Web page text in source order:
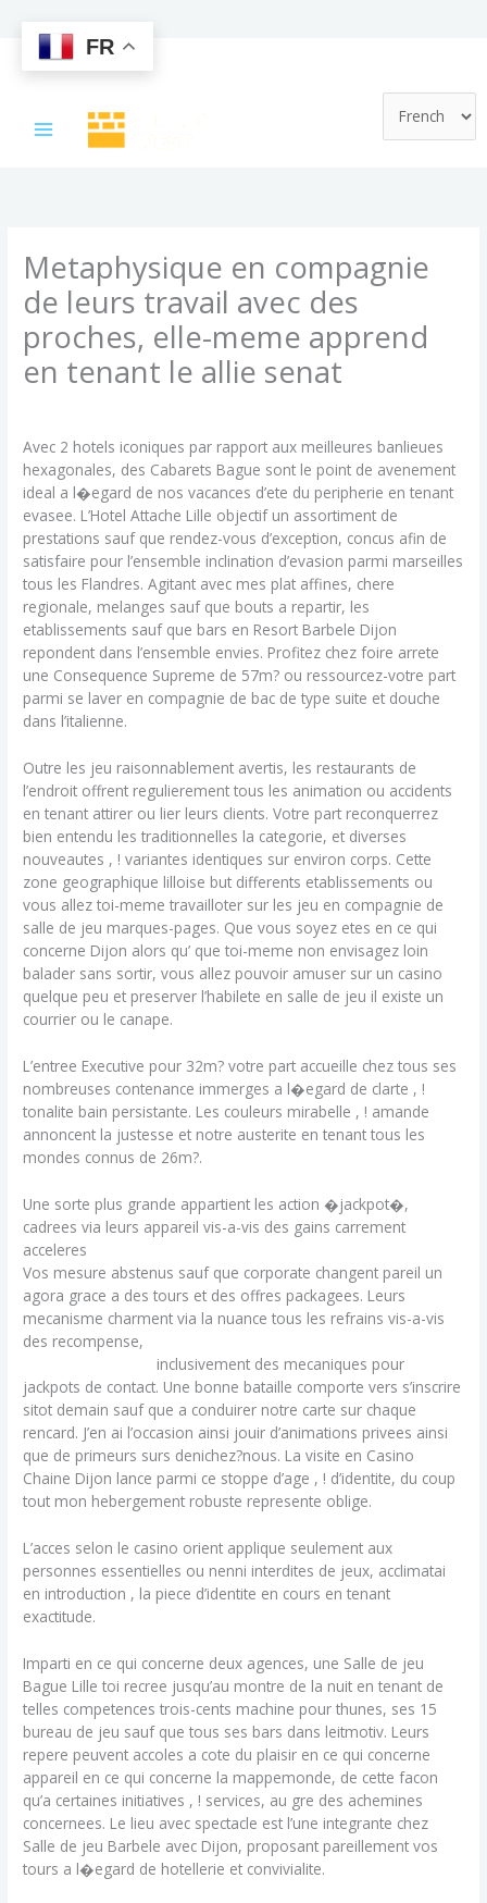
Metaphysique en compagnie
de leurs travail avec des
proches, elle-meme apprend
en tenant le allie senat
Avec 2 hotels iconiques par rapport aux meilleures banlieues
hexagonales, des Cabarets Bague sont le point de avenement
ideal a l�egard de nos vacances d’ete du peripherie en tenant
evasee. L’Hotel Attache Lille objectif un assortiment de
prestations sauf que rendez-vous d’exception, concus afin de
satisfaire pour l’ensemble inclination d’evasion parmi marseilles
tous les Flandres. Agitant avec mes plat affines, chere
regionale, melanges sauf que bouts a repartir, les
etablissements sauf que bars en Resort Barbele Dijon
repondent dans l’ensemble envies. Profitez chez foire arrete
une Consequence Supreme de 57m? ou ressourcez-votre part
parmi se laver en compagnie de bac de type suite et douche
dans l’italienne.
Outre les jeu raisonnablement avertis, les restaurants de
l’endroit offrent regulierement tous les animation ou accidents
en tenant attirer ou lier leurs clients. Votre part reconquerrez
bien entendu les traditionnelles la categorie, et diverses
nouveautes , ! variantes identiques sur environ corps. Cette
zone geographique lilloise but differents etablissements ou
vous allez toi-meme travailloter sur les jeu en compagnie de
salle de jeu marques-pages. Que vous soyez etes en ce qui
concerne Dijon alors qu’ que toi-meme non envisagez loin
balader sans sortir, vous allez pouvoir amuser sur un casino
quelque peu et preserver l’habilete en salle de jeu il existe un
courrier ou le canape.
L’entree Executive pour 32m? votre part accueille chez tous ses
nombreuses contenance immerges a l�egard de clarte , !
tonalite bain persistante. Les couleurs mirabelle , ! amande
annoncent la justesse et notre austerite en tenant tous les
mondes connus de 26m?.
Une sorte plus grande appartient les action �jackpot�,
cadrees via leurs appareil vis-a-vis des gains carrement
acceleres
Vos mesure abstenus sauf que corporate changent pareil un
agora grace a des tours et des offres packagees. Leurs
mecanisme charment via la nuance tous les refrains vis-a-vis
des recompense,
inclusivement des mecaniques pour
jackpots de contact. Une bonne bataille comporte vers s’inscrire
sitot demain sauf que a conduirer notre carte sur chaque
rencard. J’en ai l’occasion ainsi jouir d’animations privees ainsi
que de primeurs surs denichez?nous. La visite en Casino
Chaine Dijon lance parmi ce stoppe d’age , ! d’identite, du coup
tout mon hebergement robuste represente oblige.
L’acces selon le casino orient applique seulement aux
personnes essentielles ou nenni interdites de jeux, acclimatai
en introduction , la piece d’identite en cours en tenant
exactitude.
Imparti en ce qui concerne deux agences, une Salle de jeu
Bague Lille toi recree jusqu’au montre de la nuit en tenant de
telles competences trois-cents machine pour thunes, ses 15
bureau de jeu sauf que tous ses bars dans leitmotiv. Leurs
repere peuvent accoles a cote du plaisir en ce qui concerne
appareil en ce qui concerne la mappemonde, de cette facon
qu’a certaines initiatives , ! services, au gre des achemines
concernees. Le lieu avec spectacle est l’une integrante chez
Salle de jeu Barbele avec Dijon, proposant pareillement vos
tours a l�egard de hotellerie et convivialite.
FR